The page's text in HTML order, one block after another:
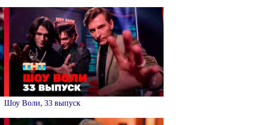
Шоу Воли, 33 выпуск